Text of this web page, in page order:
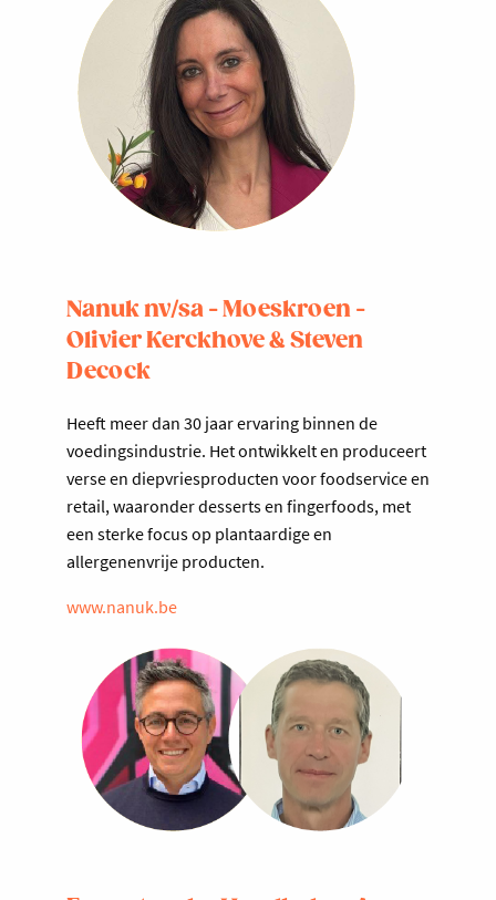
Nanuk nv/sa - Moeskroen -
Olivier Kerckhove & Steven
Decock
Heeft meer dan 30 jaar ervaring binnen de
voedingsindustrie. Het ontwikkelt en produceert
verse en diepvriesproducten voor foodservice en
retail, waaronder desserts en fingerfoods, met
een sterke focus op plantaardige en
allergenenvrije producten.
www.nanuk.be